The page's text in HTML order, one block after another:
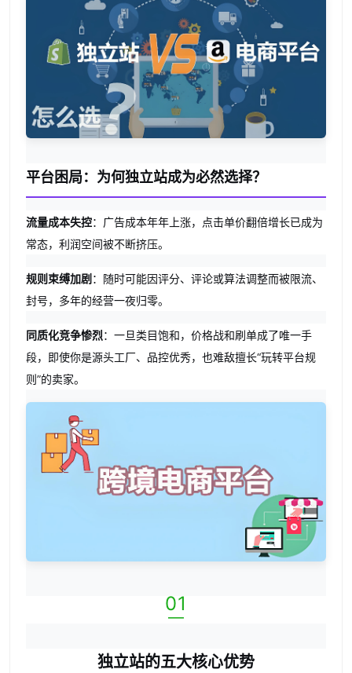
平台困局：为何独立站成为必然选择？
流量成本失控：广告成本年年上涨，点击单价翻倍增长已成为
常态，利润空间被不断挤压。
规则束缚加剧 ：随时可能因评分、评论或算法调整而被限流、
封号，多年的经营一夜归零。
同质化竞争惨烈：一旦类目饱和，价格战和刷单成了唯一手
段，即使你是源头工厂、品控优秀，也难敌擅长“玩转平台规
则”的卖家。
01
—
独立站的五大核心优势